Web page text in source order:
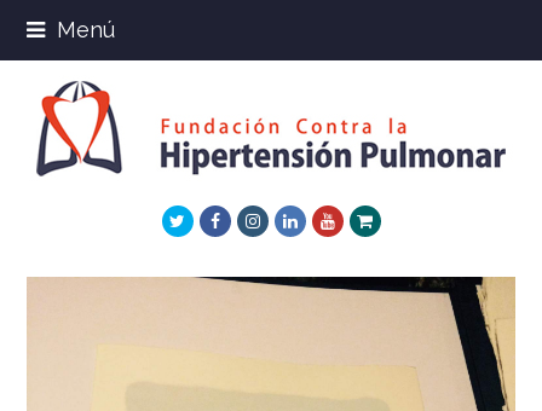
Menú
TwitterFacebookInstagram
LinkedInYoutube
Xing